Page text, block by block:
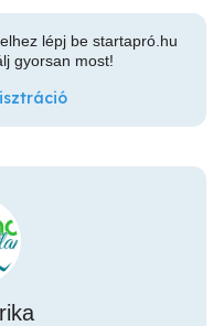
lépj be startapró.hu
gyorsan most!